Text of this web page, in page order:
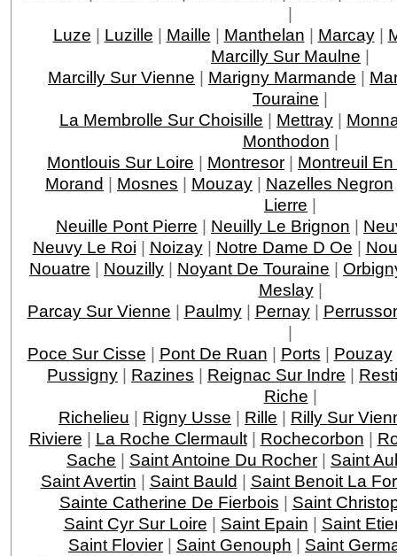
|
Luze | Luzille | Maille | Manthelan | Marcay|
Marcilly Sur Maulne |
Marcilly Sur Vienne | Marigny Marmande |
Touraine |
La Membrolle Sur Choisille | Mettray |
Monthodon |
Montlouis Sur Loire | Montresor | Montreuil
Morand | Mosnes | Mouzay | Nazelles Negron
Lierre |
Neuille Pont Pierre | Neuilly Le Brignon |
Neuvy Le Roi | Noizay| Notre Dame D Oe |
Nouatre | Nouzilly | Noyant De Touraine |
Meslay|
Parcay Sur Vienne | Paulmy| Pernay|
|
Poce Sur Cisse | Pont De Ruan | Ports | Pouzay
Pussigny | Razines | Reignac Sur Indre |
Riche |
Richelieu | Rigny Usse | Rille | Rilly Sur
Riviere | La Roche Clermault| Rochecorbon |
Sache | Saint Antoine Du Rocher | Saint
Saint Avertin | Saint Bauld | Saint Benoit La
Sainte Catherine De Fierbois | Saint
Saint Cyr Sur Loire | Saint Epain | Saint
Saint Flovier | Saint Genouph | Saint